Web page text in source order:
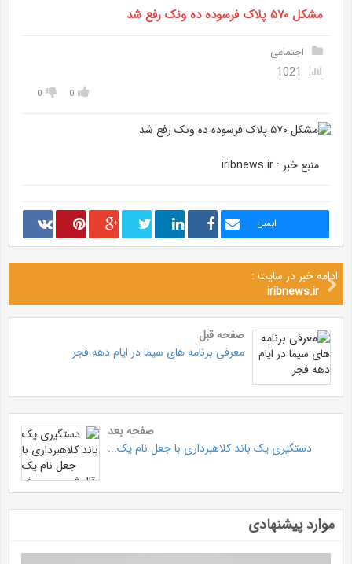
مشکل ۵۷۰ پلاک فرسوده ده ونک رفع شد
اجتماعی
0
0
منبع خبر : iribnews.ir
ایمیل
ادامه خبر در سایت :
iribnews.ir
صفحه قبل
معرفی برنامه های سیما در ایام دهه فجر
صفحه بعد
دستگیری یک باند کلاهبرداری با جعل نام یک...
موارد پیشنهادی